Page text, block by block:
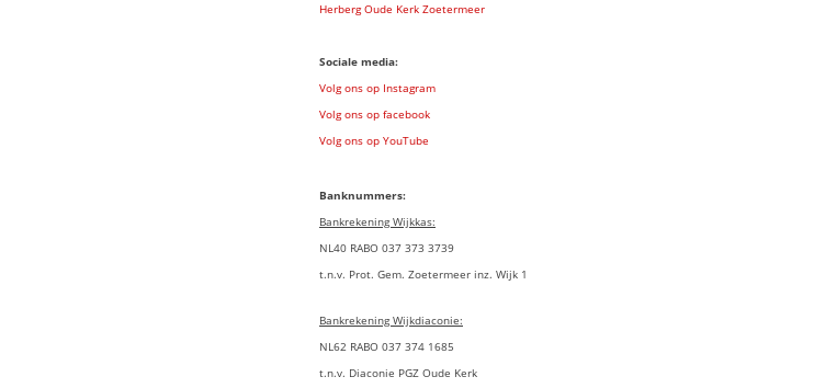
Herberg Oude Kerk Zoetermeer
Sociale media:
Volg ons op Instagram
Volg ons op facebook
Volg ons op YouTube
Banknummers:
Bankrekening Wijkkas:
NL40 RABO 037 373 3739
t.n.v. Prot. Gem. Zoetermeer inz. Wijk 1
Bankrekening Wijkdiaconie:
NL62 RABO 037 374 1685
t.n.v. Diaconie PGZ Oude Kerk